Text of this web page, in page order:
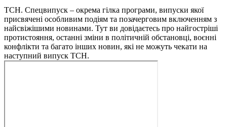
ТСН. Спецвипуск – окрема гілка програми, випуски якої
присвячені особливим подіям та позачерговим включенням з
найсвіжішими новинами. Тут ви довідаєтесь про найгостріші
протистояння, останні зміни в політичній обстановці, воєнні
конфлікти та багато інших новин, які не можуть чекати на
наступний випуск ТСН.